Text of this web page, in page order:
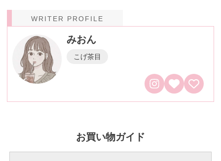
WRITER PROFILE
みおん
こげ茶目
お買い物ガイド